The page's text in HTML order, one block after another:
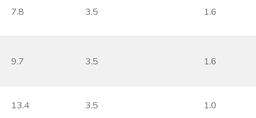
7.8 3.5 1.6
9.7 3.5 1.6
13.4 3.5 1.0